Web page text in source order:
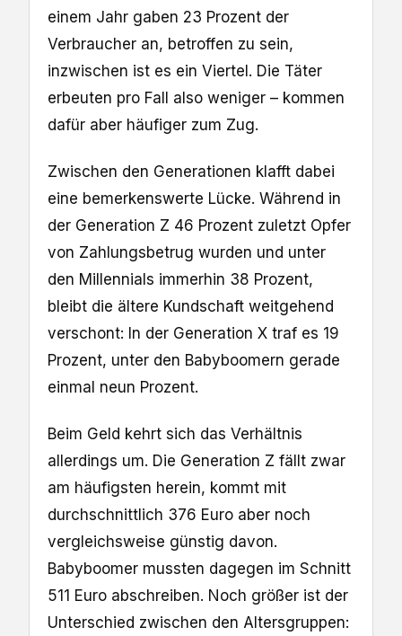
einem Jahr gaben 23 Prozent der
Verbraucher an, betroffen zu sein,
inzwischen ist es ein Viertel. Die Täter
erbeuten pro Fall also weniger – kommen
dafür aber häufiger zum Zug.
Zwischen den Generationen klafft dabei
eine bemerkenswerte Lücke. Während in
der Generation Z 46 Prozent zuletzt Opfer
von Zahlungsbetrug wurden und unter
den Millennials immerhin 38 Prozent,
bleibt die ältere Kundschaft weitgehend
verschont: In der Generation X traf es 19
Prozent, unter den Babyboomern gerade
einmal neun Prozent.
Beim Geld kehrt sich das Verhältnis
allerdings um. Die Generation Z fällt zwar
am häufigsten herein, kommt mit
durchschnittlich 376 Euro aber noch
vergleichsweise günstig davon.
Babyboomer mussten dagegen im Schnitt
511 Euro abschreiben. Noch größer ist der
Unterschied zwischen den Altersgruppen: